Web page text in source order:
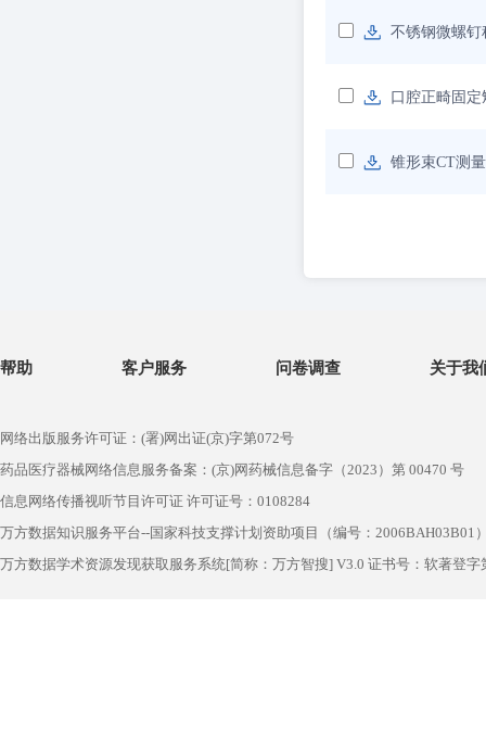
不锈钢微螺
口腔正畸固
锥形束CT测
帮助 客户服务 问卷调查 关于我
网络出版服务许可证：(署)网出证(京)字第072号
药品医疗器械网络信息服务备案：(京)网药械信息备字（2023）第 00470 号
信息网络传播视听节目许可证 许可证号：0108284
万方数据知识服务平台--国家科技支撑计划资助项目（编号：2006BAH03B01
万方数据学术资源发现获取服务系统[简称：万方智搜] V3.0 证书号：软著登字